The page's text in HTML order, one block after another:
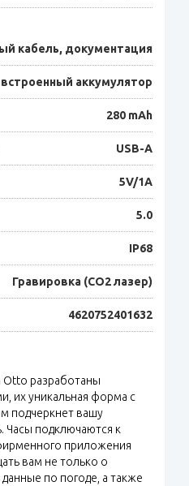
кабель, документация
встроенный аккумулятор
280 mAh
USB-A
5V/1A
5.0
IP68
Гравировка (CO2 лазер)
4620752401632
Otto разработаны
их уникальная форма с
подчеркнет вашу
Часы подключаются к
приложения
вам не только о
по погоде, а также